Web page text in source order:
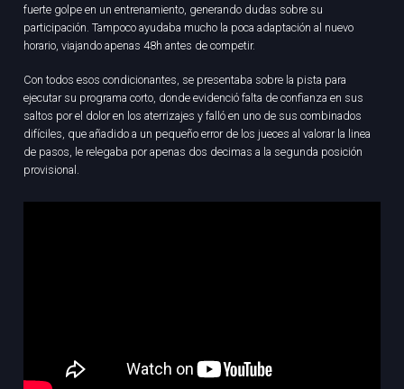
fuerte golpe en un entrenamiento, generando dudas sobre su
participación. Tampoco ayudaba mucho la poca adaptación al nuevo
horario, viajando apenas 48h antes de competir.
Con todos esos condicionantes, se presentaba sobre la pista para
ejecutar su programa corto, donde evidenció falta de confianza en sus
saltos por el dolor en los aterrizajes y falló en uno de sus combinados
difíciles, que añadido a un pequeño error de los jueces al valorar la linea
de pasos, le relegaba por apenas dos decimas a la segunda posición
provisional.